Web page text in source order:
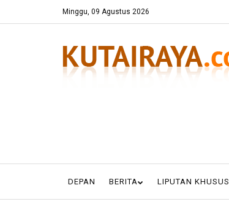
Minggu, 09 Agustus 2026
DEPAN BERITA LIPUTAN KHUSUS